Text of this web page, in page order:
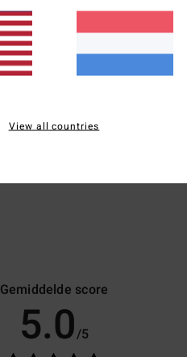
Gemiddelde score
5.0/5
View all countries